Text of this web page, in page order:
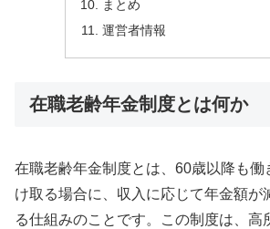
まとめ
運営者情報
在職老齢年金制度とは何か
在職老齢年金制度とは、60歳以降も働
け取る場合に、収入に応じて年金額が
る仕組みのことです。この制度は、高